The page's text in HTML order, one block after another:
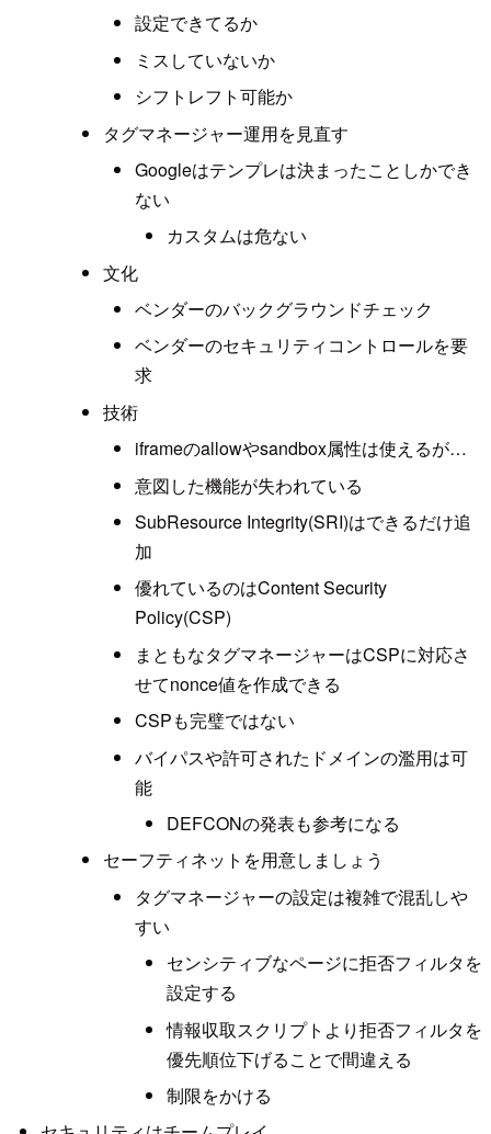
設定できてるか
ミスしていないか
シフトレフト可能か
タグマネージャー運用を見直す
Googleはテンプレは決まったことしかでき
ない
カスタムは危ない
文化
ベンダーのバックグラウンドチェック
ベンダーのセキュリティコントロールを要
求
技術
iframeのallowやsandbox属性は使えるが…
意図した機能が失われている
SubResource Integrity(SRI)はできるだけ追
加
優れているのはContent Security
Policy(CSP)
まともなタグマネージャーはCSPに対応さ
せてnonce値を作成できる
CSPも完璧ではない
バイパスや許可されたドメインの濫用は可
能
DEFCONの発表も参考になる
セーフティネットを用意しましょう
タグマネージャーの設定は複雑で混乱しや
すい
センシティブなページに拒否フィルタを
設定する
情報収取スクリプトより拒否フィルタを
優先順位下げることで間違える
制限をかける